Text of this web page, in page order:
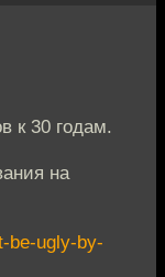
к 30 годам.
на
be-ugly-by-